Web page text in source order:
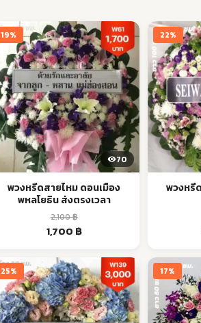
19%
70
พวงหรีดสายไหม ดอนเมือง
พหลโยธิน ส่งตรงเวลา
2,100฿
Original
2,100 ฿.
1,700 ฿Current
1,700 ฿.
22%
พวงหรี
25% 17%